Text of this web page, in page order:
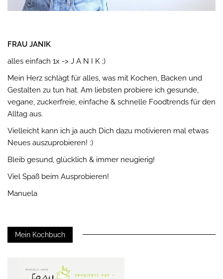
FRAU JANIK
alles einfach 1x -> J A N I K ;)
Mein Herz schlägt für alles, was mit Kochen, Backen und
Gestalten zu tun hat. Am liebsten probiere ich gesunde,
vegane, zuckerfreie, einfache & schnelle Foodtrends für den
Alltag aus.
Vielleicht kann ich ja auch Dich dazu motivieren mal etwas
Neues auszuprobieren! :)
Bleib gesund, glücklich & immer neugierig!
Viel Spaß beim Ausprobieren!
Manuela
Mein Kochbuch